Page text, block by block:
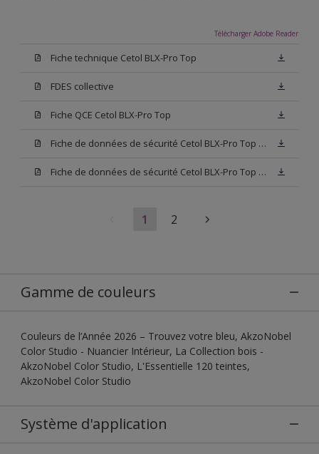
Télécharger Adobe Reader
Fiche technique Cetol BLX-Pro Top
FDES collective
Fiche QCE Cetol BLX-Pro Top
Fiche de données de sécurité Cetol BLX-Pro Top 003
Fiche de données de sécurité Cetol BLX-Pro Top Base TU
1 2
Gamme de couleurs
Couleurs de l’Année 2026 – Trouvez votre bleu, AkzoNobel
Color Studio - Nuancier Intérieur, La Collection bois -
AkzoNobel Color Studio, L'Essentielle 120 teintes,
AkzoNobel Color Studio
Système d'application